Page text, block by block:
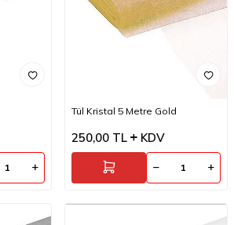
Tül Kristal 5 Metre Gold
250,00 TL KDV